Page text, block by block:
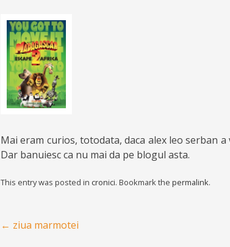
Mai eram curios, totodata, daca alex leo serban
Dar banuiesc ca nu mai da pe blogul asta.
This entry was posted in cronici. Bookmark the permalink.
Post navigation
← ziua marmotei